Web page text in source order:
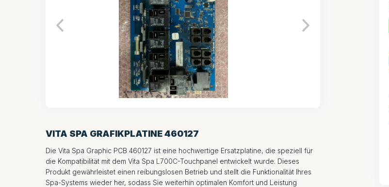
VITA SPA GRAFIKPLATINE 460127
Die Vita Spa Graphic PCB 460127 ist eine hochwertige Ersatzplatine, die speziell für
die Kompatibilität mit dem Vita Spa L700C-Touchpanel entwickelt wurde. Dieses
Produkt gewährleistet einen reibungslosen Betrieb und stellt die Funktionalität Ihres
Spa-Systems wieder her, sodass Sie weiterhin optimalen Komfort und Leistung